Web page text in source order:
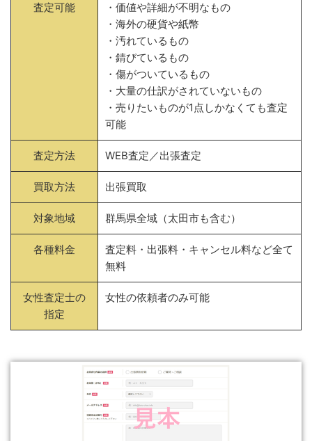
査定可能
・価値や詳細が不明なもの
・海外の硬貨や紙幣
・汚れているもの
・錆びているもの
・傷がついているもの
・大量の仕訳がされていないもの
・売りたいものが1点しかなくても査定
可能
査定方法 WEB査定／出張査定
買取方法 出張買取
対象地域 群馬県全域（太田市も含む）
各種料金
査定料・出張料・キャンセル料など全て
無料
女性査定士の
指定
女性の依頼者のみ可能